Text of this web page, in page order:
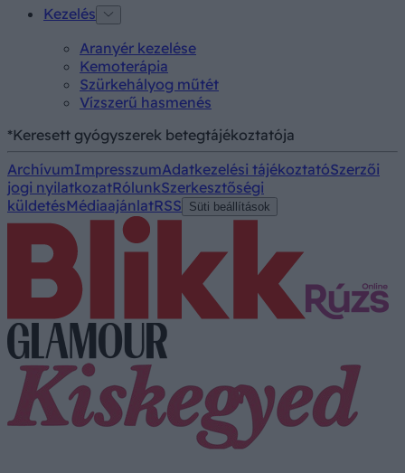
Kezelés
Aranyér kezelése
Kemoterápia
Szürkehályog műtét
Vízszerű hasmenés
*Keresett gyógyszerek betegtájékoztatója
ArchívumImpresszumAdatkezelési tájékoztatóSzerzői
jogi nyilatkozatRólunkSzerkesztőségi
küldetésMédiaajánlatRSS Süti beállítások